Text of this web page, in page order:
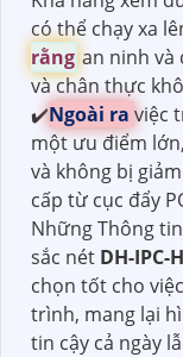
có thể chạy xa
rằng an ninh và
và chân thực
✔️Ngoài ra việc
một ưu điểm
và không bị
cấp từ cục đẩy
Những Thông
sắc nét DH-IPC-
chọn tốt cho
trình, mang lại
tin cậy cả ngày